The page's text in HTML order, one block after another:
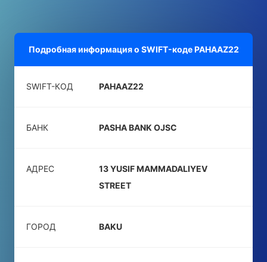
Подробная информация о SWIFT-кодеPAHAAZ22
SWIFT-КОД PAHAAZ22
БАНК PASHA BANK OJSC
АДРЕС
13 YUSIF MAMMADALIYEV
STREET
ГОРОД BAKU